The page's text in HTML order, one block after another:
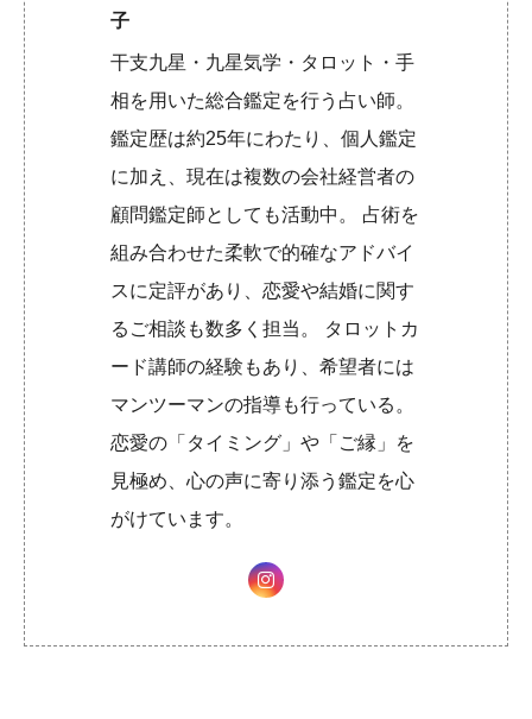
子
干支九星・九星気学・タロット・手
相を用いた総合鑑定を行う占い師。
鑑定歴は約25年にわたり、個人鑑定
に加え、現在は複数の会社経営者の
顧問鑑定師としても活動中。 占術を
組み合わせた柔軟で的確なアドバイ
スに定評があり、恋愛や結婚に関す
るご相談も数多く担当。 タロットカ
ード講師の経験もあり、希望者には
マンツーマンの指導も行っている。
恋愛の「タイミング」や「ご縁」を
見極め、心の声に寄り添う鑑定を心
がけています。